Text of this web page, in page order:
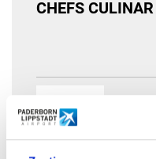
CHEFS
17.07.
2026